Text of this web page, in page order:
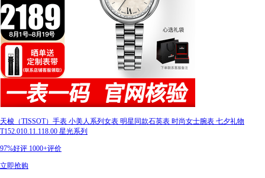
天梭（TISSOT）手表 小美人系列女表 明星同款石英表 时尚女士腕表 七夕礼物
T152.010.11.118.00 星光系列
97%好评 1000+评价
立即抢购